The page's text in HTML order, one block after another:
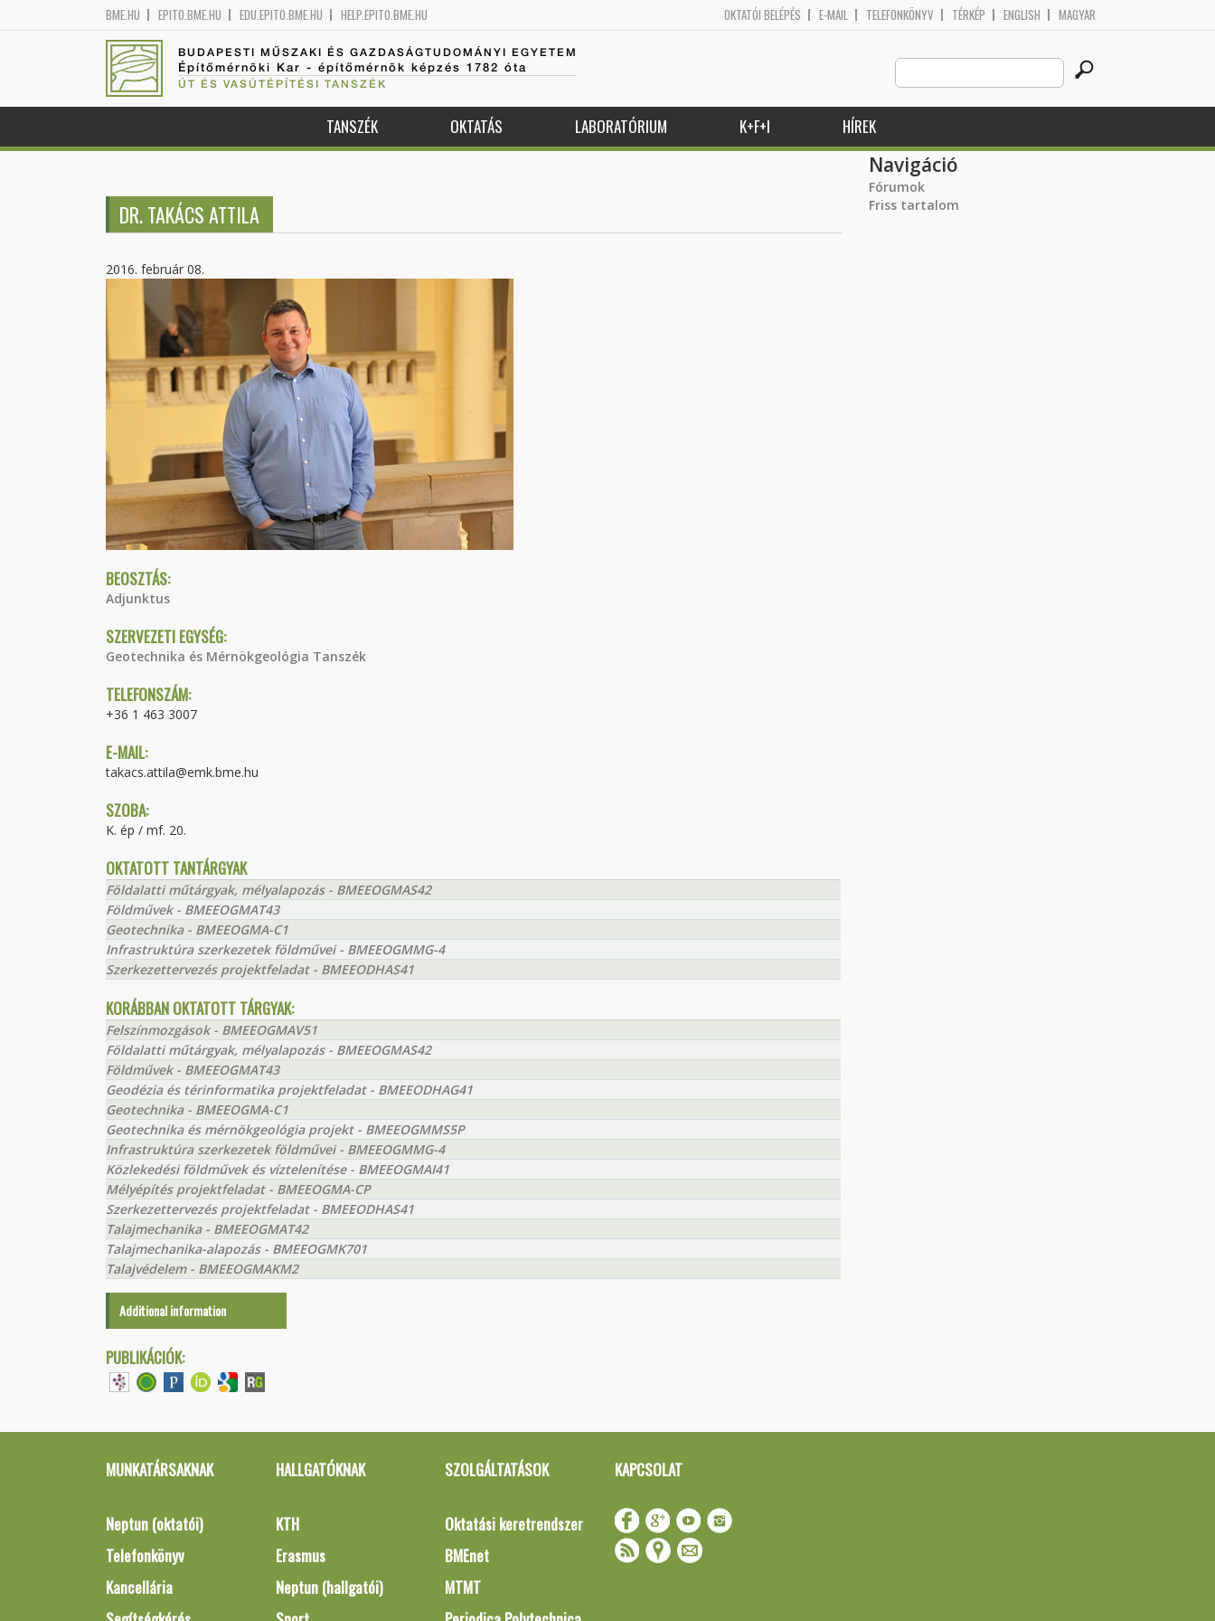
BME.HU EPITO.BME.HU EDU.EPITO.BME.HU HELP.EPITO.BME.HU OKTATÓI BELÉPÉS E-MAIL TELEFONKÖNYV TÉRKÉP ENGLISH MAGYAR
BUDAPESTI MŰSZAKI ÉS GAZDASÁGTUDOMÁNYI EGYETEM
Építőmérnöki Kar - építőmérnök képzés 1782 óta
ÚT ÉS VASÚTÉPÍTÉSI TANSZÉK
Search
this
site
TANSZÉK OKTATÁS LABORATÓRIUM K+F+I HÍREK
DR. TAKÁCS ATTILA
2016. február 08.
BEOSZTÁS:
Adjunktus
SZERVEZETI EGYSÉG:
Geotechnika és Mérnökgeológia Tanszék
TELEFONSZÁM:
+36 1 463 3007
E-MAIL:
takacs.attila@emk.bme.hu
SZOBA:
K. ép / mf. 20.
OKTATOTT TANTÁRGYAK
Földalatti műtárgyak, mélyalapozás - BMEEOGMAS42
Földművek - BMEEOGMAT43
Geotechnika - BMEEOGMA-C1
Infrastruktúra szerkezetek földművei - BMEEOGMMG-4
Szerkezettervezés projektfeladat - BMEEODHAS41
KORÁBBAN OKTATOTT TÁRGYAK:
Felszínmozgások - BMEEOGMAV51
Földalatti műtárgyak, mélyalapozás - BMEEOGMAS42
Földművek - BMEEOGMAT43
Geodézia és térinformatika projektfeladat - BMEEODHAG41
Geotechnika - BMEEOGMA-C1
Geotechnika és mérnökgeológia projekt - BMEEOGMMS5P
Infrastruktúra szerkezetek földművei - BMEEOGMMG-4
Közlekedési földművek és víztelenítése - BMEEOGMAI41
Mélyépítés projektfeladat - BMEEOGMA-CP
Szerkezettervezés projektfeladat - BMEEODHAS41
Talajmechanika - BMEEOGMAT42
Talajmechanika-alapozás - BMEEOGMK701
Talajvédelem - BMEEOGMAKM2
Additional information
PUBLIKÁCIÓK:
Navigáció
Fórumok
Friss tartalom
MUNKATÁRSAKNAK
Neptun (oktatói)
Telefonkönyv
Kancellária
HALLGATÓKNAK
KTH
Erasmus
Neptun (hallgatói)
SZOLGÁLTATÁSOK
Oktatási keretrendszer
BMEnet
MTMT
KAPCSOLAT